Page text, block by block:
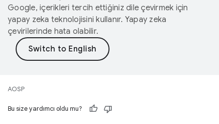
Google, içerikleri tercih ettiğiniz dile çevirmek için
yapay zeka teknolojisini kullanır. Yapay zeka
çevirilerinde hata olabilir.
AOSP
Bu size yardımcı oldu mu?